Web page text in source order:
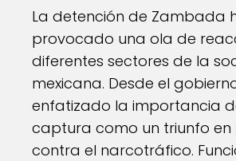
La detención de Zambada
provocado una ola de
diferentes sectores de la
mexicana. Desde el
enfatizado la importancia
captura como un triunfo en
contra el narcotráfico.